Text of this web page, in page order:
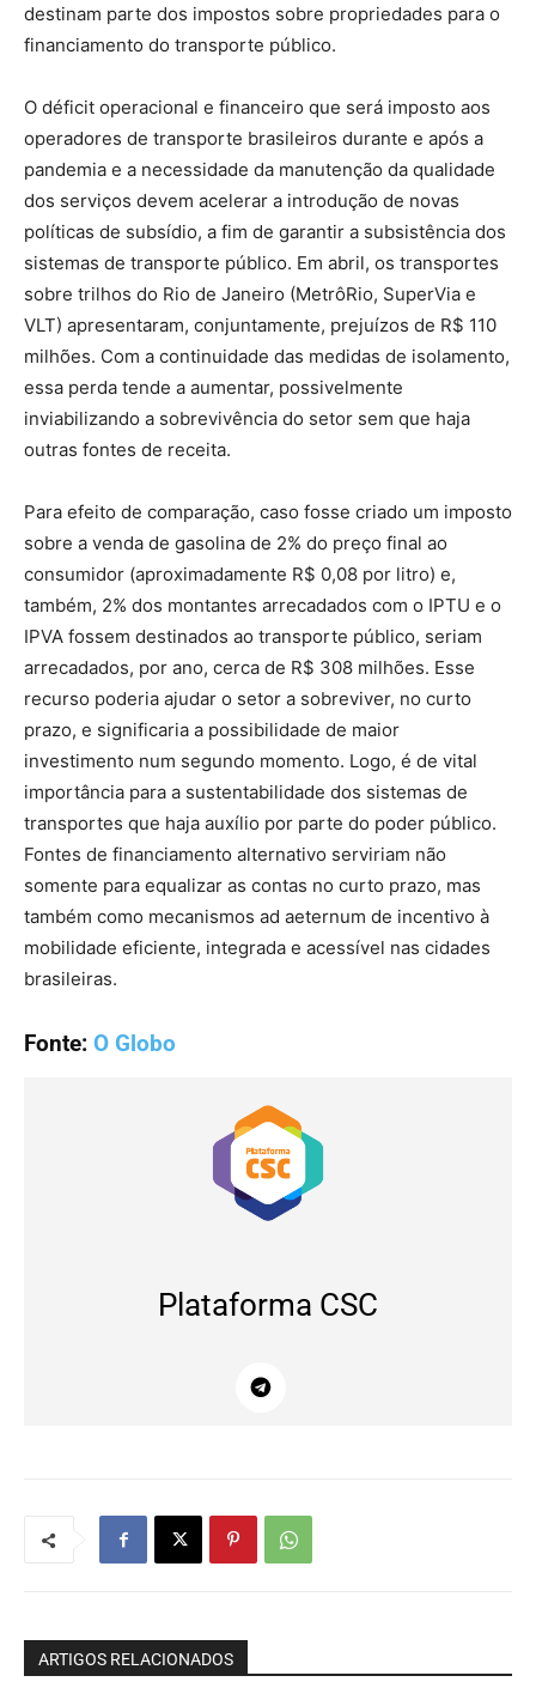
destinam parte dos impostos sobre propriedades para o
financiamento do transporte público.
O déficit operacional e financeiro que será imposto aos
operadores de transporte brasileiros durante e após a
pandemia e a necessidade da manutenção da qualidade
dos serviços devem acelerar a introdução de novas
políticas de subsídio, a fim de garantir a subsistência dos
sistemas de transporte público. Em abril, os transportes
sobre trilhos do Rio de Janeiro (MetrôRio, SuperVia e
VLT) apresentaram, conjuntamente, prejuízos de R$ 110
milhões. Com a continuidade das medidas de isolamento,
essa perda tende a aumentar, possivelmente
inviabilizando a sobrevivência do setor sem que haja
outras fontes de receita.
Para efeito de comparação, caso fosse criado um imposto
sobre a venda de gasolina de 2% do preço final ao
consumidor (aproximadamente R$ 0,08 por litro) e,
também, 2% dos montantes arrecadados com o IPTU e o
IPVA fossem destinados ao transporte público, seriam
arrecadados, por ano, cerca de R$ 308 milhões. Esse
recurso poderia ajudar o setor a sobreviver, no curto
prazo, e significaria a possibilidade de maior
investimento num segundo momento. Logo, é de vital
importância para a sustentabilidade dos sistemas de
transportes que haja auxílio por parte do poder público.
Fontes de financiamento alternativo serviriam não
somente para equalizar as contas no curto prazo, mas
também como mecanismos ad aeternum de incentivo à
mobilidade eficiente, integrada e acessível nas cidades
brasileiras.
Fonte: O Globo
Plataforma CSC
ARTIGOS RELACIONADOS